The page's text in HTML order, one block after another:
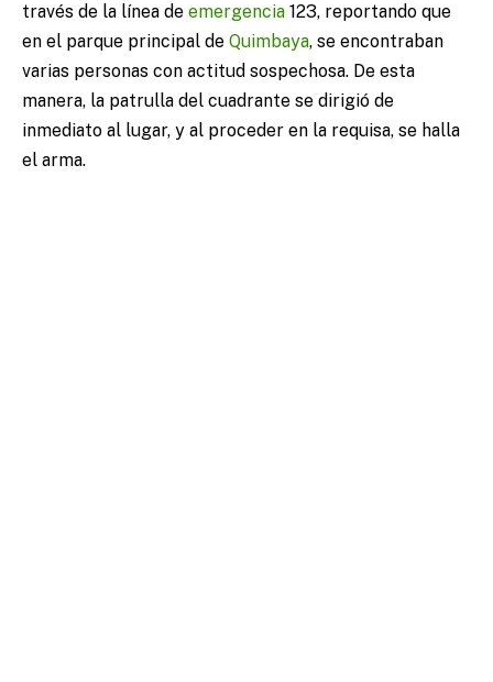
través de la línea de emergencia 123, reportando que
en el parque principal de Quimbaya, se encontraban
varias personas con actitud sospechosa. De esta
manera, la patrulla del cuadrante se dirigió de
inmediato al lugar, y al proceder en la requisa, se halla
el arma.